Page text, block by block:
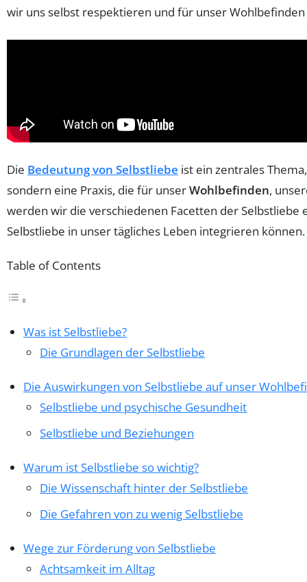
wir uns selbst respektieren und für unser
Die Bedeutung von Selbstliebe ist ein zentrales
sondern eine Praxis, die für unserWohlbefinden,
werden wir die verschiedenen Facetten der
Selbstliebe in unser tägliches Leben integrieren können.
Table of Contents
Was ist Selbstliebe?
Die Grundlagen der Selbstliebe
Die Auswirkungen von Selbstliebe auf unser
Selbstliebe und psychische Gesundheit
Selbstliebe und Beziehungen
Warum ist Selbstliebe so wichtig?
Die Wissenschaft hinter der Selbstliebe
Die Gefahren von zu wenig Selbstliebe
Wege zur Förderung von Selbstliebe
Achtsamkeit im Alltag